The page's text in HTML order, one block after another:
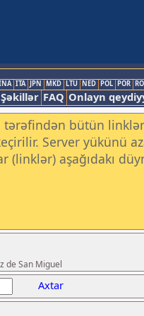
ITA JPN MKD LTU NED POL POR
Şəkillər FAQ Onlayn
tərəfindən bütün
Server yükünü
aşağıdakı
de San Miguel
Axtar